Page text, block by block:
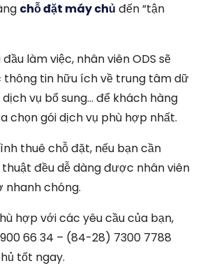
chỗ đặt máy chủ đến “tận
làm việc, nhân viên ODS sẽ
thông tin hữu ích về trung tâm dữ
dịch vụ bổ sung… để khách hàng
chọn gói dịch vụ phù hợp nhất.
thuê chỗ đặt, nếu bạn cần
đều dễ dàng được nhân viên
nhanh chóng.
hợp với các yêu cầu của bạn,
66 34 – (84-28) 7300 7788
tốt ngay.